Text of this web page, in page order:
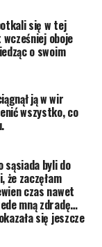
się w tej
oboje
o swoim
ją w wir
wszystko, co
sąsiada byli do
że zaczęłam
czas nawet
mną zdradę…
się jeszcze